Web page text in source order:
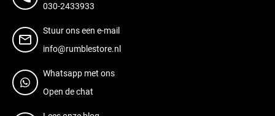
030-2433933
Stuur ons een e-mail
info@rumblestore.nl
Whatsapp met ons
Open de chat